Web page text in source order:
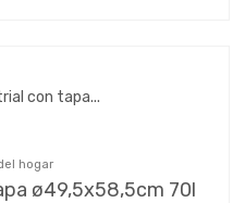
hogar
ø49,5x58,5cm 70l